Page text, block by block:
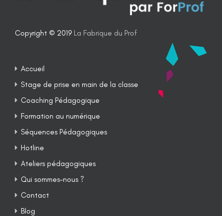
Copyright © 2019 La Fabrique du Prof
Accueil
Stage de prise en main de la classe
Coaching Pédagogique
Formation au numérique
Séquences Pédagogiques
Hotline
Ateliers pédagogiques
Qui sommes-nous ?
Contact
Blog